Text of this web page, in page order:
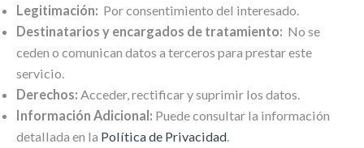
Legitimación: Por consentimiento del interesado.
Destinatarios y encargados de tratamiento: No se
ceden o comunican datos a terceros para prestar este
servicio.
Derechos: Acceder, rectificar y suprimir los datos.
Información Adicional: Puede consultar la información
detallada en la Política de Privacidad.